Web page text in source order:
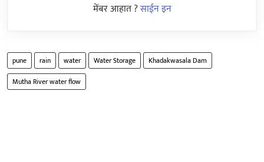
मेंबर आहात ?साईन इन
pune rain water Water Storage
Khadakwasala Dam
Mutha River water flow